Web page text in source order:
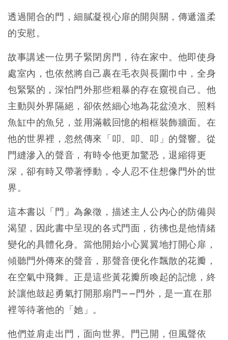
透過開合的門，細膩凝視心扉的開與關，傳遞溫柔
的安慰。
故事講述一位男子緊閉房門，待在家中。他即使身
處室內，也依然將自己裹在毛衣與長圍巾中，全身
包緊緊的，深怕門外那些粗暴的存在窺視自己。他
主動與外界隔絕，卻依然細心地為花盆澆水、照料
魚缸中的魚兒，並用滿載回憶的相框裝飾牆面。在
他的世界裡，忽然傳來「叩、叩、叩」的聲響。從
門縫滲入的聲音，有時令他更加驚恐，退縮得更
深，卻有時又帶著悸動，令人忍不住想像門外的世
界。
這本書以「門」為象徵，描述主人公內心的防備與
渴望，因此書中呈現的各式門面，彷彿也是他情緒
變化的具體化身。當他開始小心翼翼地打開心扉，
傾聽門外傳來的聲音，那聲音便化作飄散的花瓣，
在空氣中飛舞。正是這些黃花瓣所喚起的記憶，終
於讓他鼓起勇氣打開那扇門——門外，是一直在那
裡等待著他的「她」。
他們並肩走出門，面向世界。門已開，但風聲依